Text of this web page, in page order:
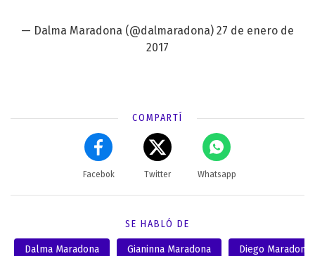
— Dalma Maradona (@dalmaradona) 27 de enero de
2017
COMPARTÍ
Facebok Twitter Whatsapp
SE HABLÓ DE
Dalma Maradona Gianinna Maradona Diego Maradona